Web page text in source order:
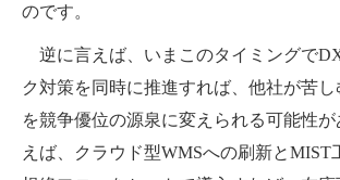
のです。
逆に言えば、いまこのタイミングで
ク対策を同時に推進すれば、他社が苦し
を競争優位の源泉に変えられる可能性が
えば、クラウド型WMSへの刷新と